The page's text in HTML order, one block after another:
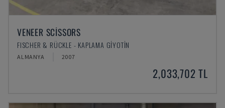
VENEER SCISSORS
FISCHER & RÜCKLE - KAPLAMA GIYOTIN
ALMANYA 2007
2,033,702 TL